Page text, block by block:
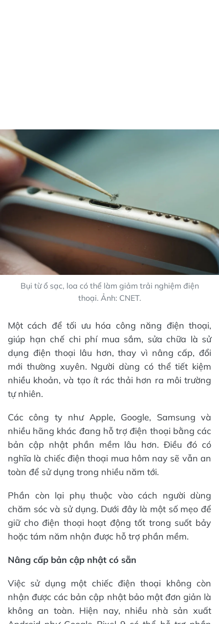
Bụi từ ổ sạc, loa có thể làm giảm trải nghiệm điện
thoại. Ảnh: CNET.
Một cách để tối ưu hóa công năng điện thoại,
giúp hạn chế chi phí mua sắm, sửa chữa là sử
dụng điện thoại lâu hơn, thay vì nâng cấp, đổi
mới thường xuyên. Người dùng có thể tiết kiệm
nhiều khoản, và tạo ít rác thải hơn ra môi trường
tự nhiên.
Các công ty như Apple, Google, Samsung và
nhiều hãng khác đang hỗ trợ điện thoại bằng các
bản cập nhật phần mềm lâu hơn. Điều đó có
nghĩa là chiếc điện thoại mua hôm nay sẽ vẫn an
toàn để sử dụng trong nhiều năm tới.
Phần còn lại phụ thuộc vào cách người dùng
chăm sóc và sử dụng. Dưới đây là một số mẹo để
giữ cho điện thoại hoạt động tốt trong suốt bảy
hoặc tám năm nhận được hỗ trợ phần mềm.
Nâng cấp bản cập nhật có sẵn
Việc sử dụng một chiếc điện thoại không còn
nhận được các bản cập nhật bảo mật đơn giản là
không an toàn. Hiện nay, nhiều nhà sản xuất